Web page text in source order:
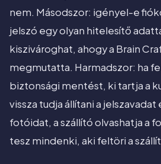
nem. Másodszor: igényel-e
jelszó egy olyan hitelesítő
kiszivároghat, ahogy a Brain
megmutatta. Harmadszor: ha
biztonsági mentést, ki tartja a
vissza tudja állítani a jelszavadat
fotóidat, a szállító olvashatja a
tesz mindenki, aki feltöri a